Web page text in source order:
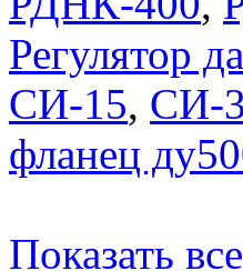
Регулятор
СИ-15, СИ-
фланец
Показать